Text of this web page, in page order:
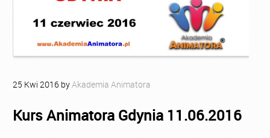
25 Kwi 2016 byAkademia Animatora
Kurs Animatora Gdynia 11.06.2016